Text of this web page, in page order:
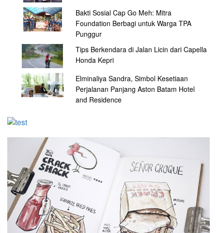
Bakti Sosial Cap Go Meh: Mitra
Foundation Berbagi untuk Warga TPA
Punggur
Tips Berkendara di Jalan Licin dari Capella
Honda Kepri
Elminaliya Sandra, Simbol Kesetiaan
Perjalanan Panjang Aston Batam Hotel
and Residence